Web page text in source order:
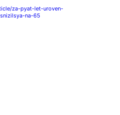
za-pyat-let-uroven-
na-65